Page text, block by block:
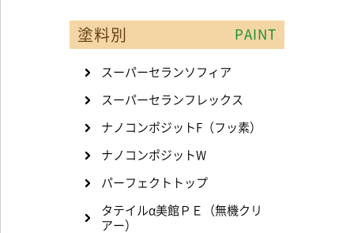
塗料別 PAINT
スーパーセランソフィア
スーパーセランフレックス
ナノコンポジットF（フッ素）
ナノコンポジットW
パーフェクトトップ
タテイルα美館ＰＥ（無機クリ
アー）